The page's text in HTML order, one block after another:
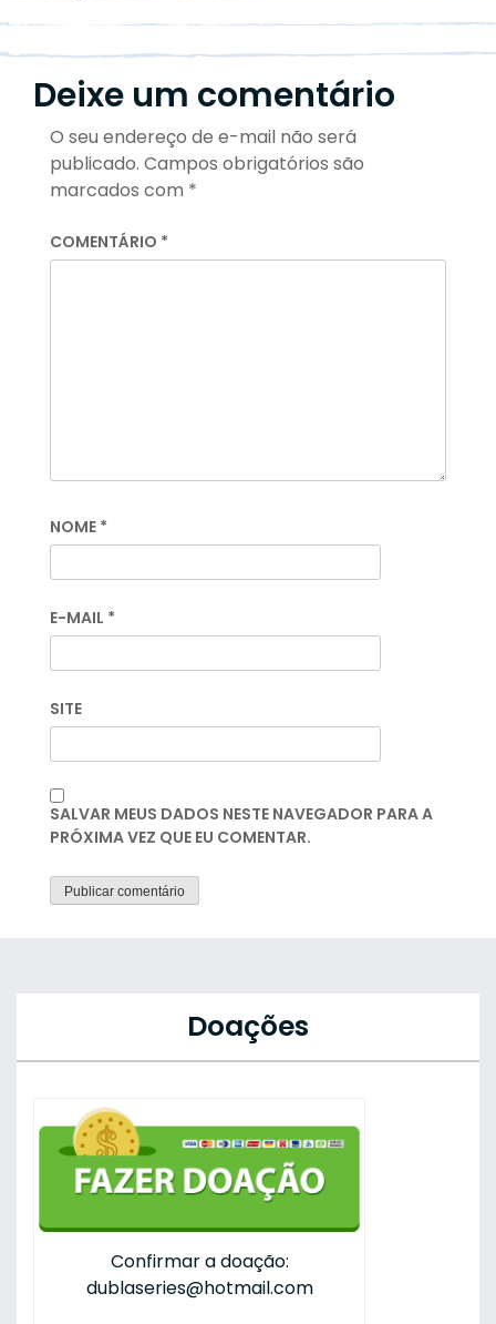
Deixe um comentário
O seu endereço de e-mail não será
publicado. Campos obrigatórios são
marcados com *
COMENTÁRIO *
NOME *
E-MAIL *
SITE
SALVAR MEUS DADOS NESTE NAVEGADOR PARA A
PRÓXIMA VEZ QUE EU COMENTAR.
Doações
Confirmar a doação:
dublaseries@hotmail.com